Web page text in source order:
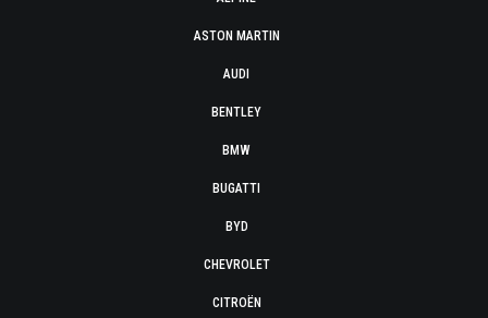
ASTON MARTIN
AUDI
BENTLEY
BMW
BUGATTI
BYD
CHEVROLET
CITROËN